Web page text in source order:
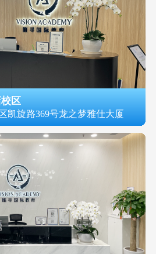
校区
凯旋路369号龙之梦雅仕大厦